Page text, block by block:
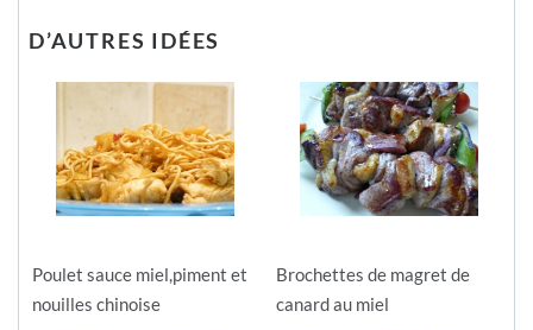
D’AUTRES IDÉES
Poulet sauce miel,piment et
nouilles chinoise
Brochettes de magret de
canard au miel